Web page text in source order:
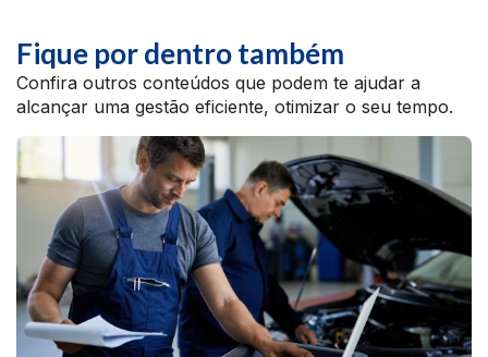
Fique por dentro também
Confira outros conteúdos que podem te ajudar a
alcançar uma gestão eficiente, otimizar o seu tempo.